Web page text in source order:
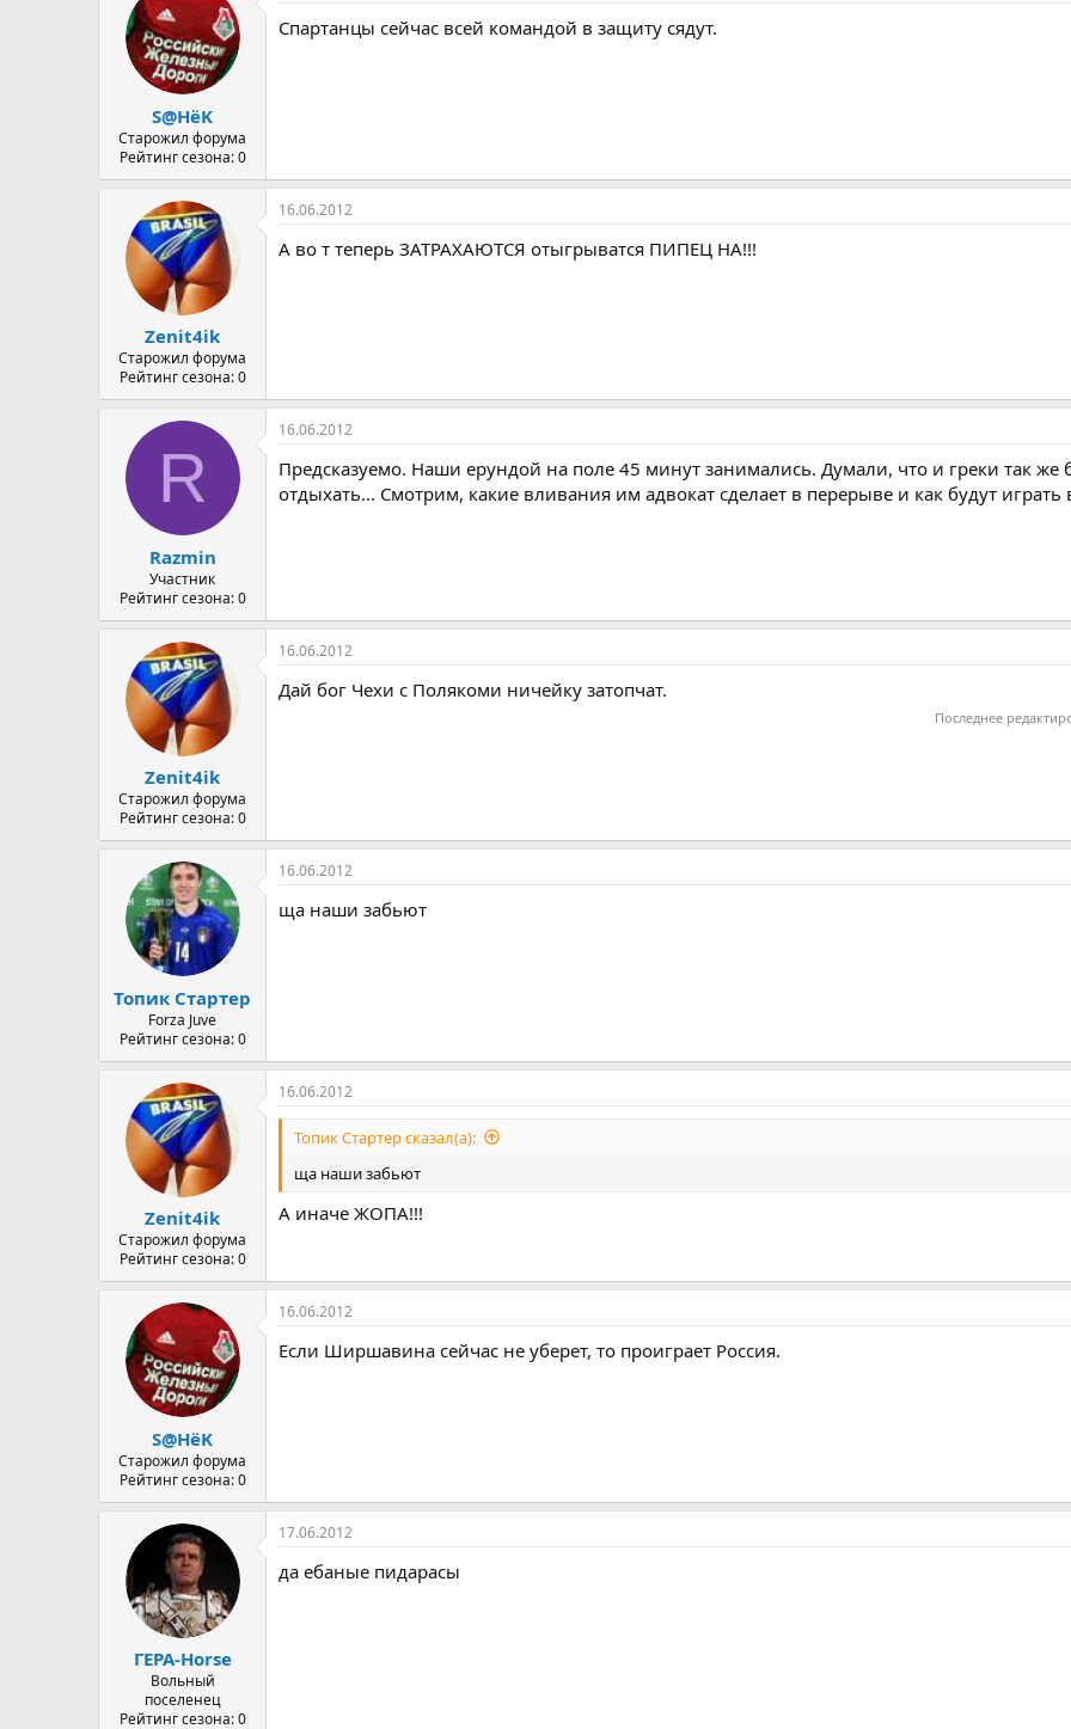
S@HёK
Старожил форума
Рейтинг сезона: 0
Спартанцы сейчас всей командой в защиту сядут.
Zenit4ik
Старожил форума
Рейтинг сезона: 0
16.06.2012
А во т теперь ЗАТРАХАЮТСЯ отыгрыватся ПИПЕЦ НА!!!
R
Razmin
Участник
Рейтинг сезона: 0
16.06.2012
Предсказуемо. Наши ерундой на поле 45 минут занимались. Думали, что и греки так же
отдыхать... Смотрим, какие вливания им адвокат сделает в перерыве и как будут играть
Zenit4ik
Старожил форума
Рейтинг сезона: 0
16.06.2012
Дай бог Чехи с Полякоми ничейку затопчат.
Последнее
Топик Стартер
Forza Juve
Рейтинг сезона: 0
16.06.2012
ща наши забьют
Zenit4ik
Старожил форума
Рейтинг сезона: 0
16.06.2012
Топик Стартер сказал(а):
ща наши забьют
А иначе ЖОПА!!!
S@HёK
Старожил форума
Рейтинг сезона: 0
16.06.2012
Если Ширшавина сейчас не уберет, то проиграет Россия.
ГЕРА-Horse
Вольный
поселенец
Рейтинг сезона: 0
17.06.2012
да ебаные пидарасы